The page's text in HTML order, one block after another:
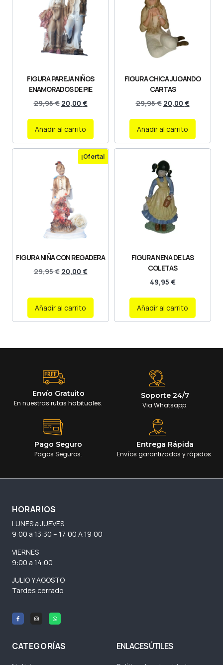
FIGURA PAREJA NIÑOS
ENAMORADOS DE PIE
29,95€ 20,00 €
Añadir al carrito
FIGURA CHICA JUGANDO
CARTAS
29,95€ 20,00 €
Añadir al carrito
¡Oferta!
FIGURA NIÑA CON REGADERA
29,95€ 20,00 €
Añadir al carrito
FIGURA NENA DE LAS
COLETAS
49,95 €
Añadir al carrito
Envío Gratuito
En nuestras rutas habituales.
Soporte 24/7
Via Whatsapp.
Pago Seguro
Pagos Seguros.
Entrega Rápida
Envíos garantizados y rápidos.
HORARIOS
LUNES a JUEVES
9:00 a 13:30 – 17:00 A 19:00
VIERNES
9:00 a 14:00
JULIO Y AGOSTO
Tardes cerrado
CATEGORÍAS ENLACES ÚTILES